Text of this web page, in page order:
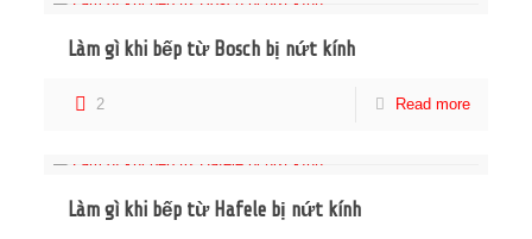
Làm gì khi bếp từ Bosch bị nứt kính
2 Read more
Làm gì khi bếp từ Hafele bị nứt kính